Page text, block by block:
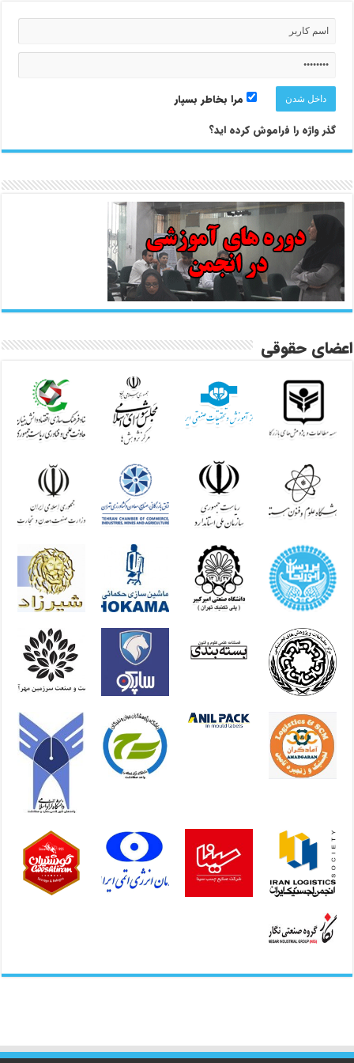
مرا بخاطر بسپار
گذر واژه را فراموش کرده اید؟
اعضای حقوقی